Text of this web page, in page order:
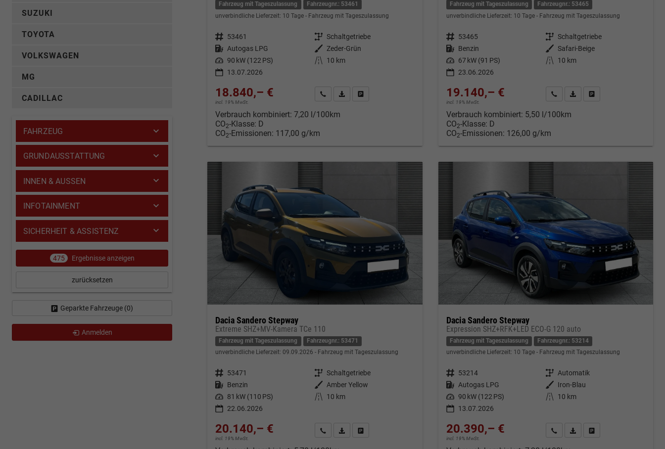
Fahrzeug mit Tageszulassung
Fahrzeugnr.: 53461
unverbindliche Lieferzeit: 10 Tage Fahrzeug mit Tageszulassung
Fahrzeugnr. 53461 Getriebe Schaltgetriebe
Kraftstoff Autogas LPG Außenfarbe Zeder-Grün
Leistung 90 kW (122 PS) Kilometerstand
10 km
13.07.2026
18.840,– €
incl. 19% MwSt.
Kontakt & Angebot anfordern
PDF-Datei, Fahrzeugexposé drucken
Fahrzeug merken/Expose drucken
Verbrauch kombiniert:7,20 l/100km
CO2-Klasse: D
CO2-Emissionen: 117,00 g/km
Fahrzeug mit Tageszulassung
Fahrzeugnr.: 53465
unverbindliche Lieferzeit: 10 Tage Fahrzeug mit Tageszulassung
Fahrzeugnr. 53465 Getriebe Schaltgetriebe
Kraftstoff Benzin Außenfarbe Safari-Beige
Leistung 67 kW (91 PS) Kilometerstand
10 km
23.06.2026
19.140,– €
incl. 19% MwSt.
Kontakt & Angebot anfordern
PDF-Datei, Fahrzeugexposé
Fahrzeug merken/Expose
Verbrauch kombiniert: 5,50 l/100km
CO2-Klasse: D
CO2-Emissionen: 126,00 g/km
Dacia Sandero Stepway
Extreme SHZ+MV-Kamera TCe 110
Fahrzeug mit Tageszulassung
Fahrzeugnr.: 53471
unverbindliche Lieferzeit: 09.09.2026 Fahrzeug mit Tageszulassung
Fahrzeugnr. 53471 Getriebe Schaltgetriebe
Kraftstoff Benzin Außenfarbe
Amber Yellow
Leistung 81 kW (110 PS) Kilometerstand
10 km
22.06.2026
20.140,– €
incl. 19% MwSt.
Kontakt & Angebot anfordern
PDF-Datei, Fahrzeugexposé drucken
Fahrzeug merken/Expose drucken
Dacia Sandero Stepway
Expression SHZ+RFK+LED ECO-G 120 auto
Fahrzeug mit Tageszulassung
Fahrzeugnr.: 53214
unverbindliche Lieferzeit: 10 Tage Fahrzeug mit Tageszulassung
Fahrzeugnr. 53214 Getriebe Automatik
Kraftstoff Autogas LPG Außenfarbe
Iron-Blau
Leistung 90 kW (122 PS) Kilometerstand
10 km
13.07.2026
20.390,– €
incl. 19% MwSt.
Kontakt & Angebot anfordern
PDF-Datei, Fahrzeugexposé
Fahrzeug merken/Expose
SUZUKI
TOYOTA
VOLKSWAGEN
MG
CADILLAC
FAHRZEUG
GRUNDAUSSTATTUNG
INNEN & AUSSEN
INFOTAINMENT
SICHERHEIT & ASSISTENZ
475 Ergebnisse anzeigen
zurücksetzen
Geparkte Fahrzeuge (0)
Anmelden